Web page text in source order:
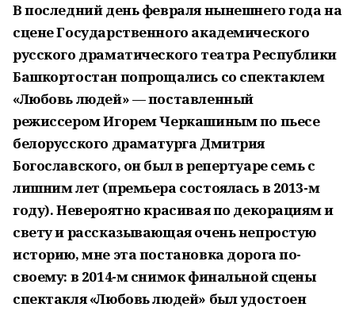
В последний день февраля нынешнего года на
сцене Государственного академического
русского драматического театра Республики
Башкортостан попрощались со спектаклем
«Любовь людей» — поставленный
режиссером Игорем Черкашиным по пьесе
белорусского драматурга Дмитрия
Богославского, он был в репертуаре семь с
лишним лет (премьера состоялась в 2013-м
году). Невероятно красивая по декорациям и
свету и рассказывающая очень непростую
историю, мне эта постановка дорога по-
своему: в 2014-м снимок финальной сцены
спектакля «Любовь людей» был удостоен